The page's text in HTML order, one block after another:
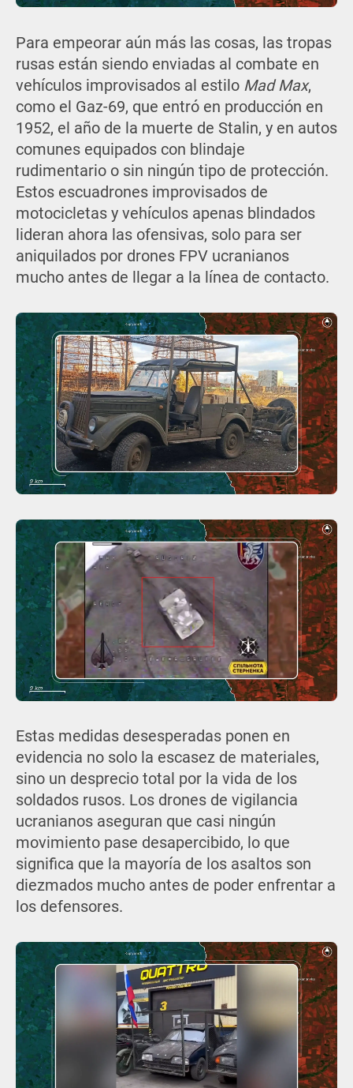
Para empeorar aún más las cosas, las tropas
rusas están siendo enviadas al combate en
vehículos improvisados al estilo Mad Max,
como el Gaz-69, que entró en producción en
1952, el año de la muerte de Stalin, y en autos
comunes equipados con blindaje
rudimentario o sin ningún tipo de protección.
Estos escuadrones improvisados de
motocicletas y vehículos apenas blindados
lideran ahora las ofensivas, solo para ser
aniquilados por drones FPV ucranianos
mucho antes de llegar a la línea de contacto.
Estas medidas desesperadas ponen en
evidencia no solo la escasez de materiales,
sino un desprecio total por la vida de los
soldados rusos. Los drones de vigilancia
ucranianos aseguran que casi ningún
movimiento pase desapercibido, lo que
significa que la mayoría de los asaltos son
diezmados mucho antes de poder enfrentar a
los defensores.